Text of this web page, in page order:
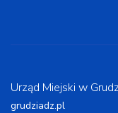
Urząd Miejski w
grudziadz.pl